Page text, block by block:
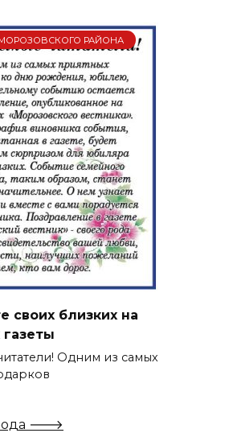
РАЙОНА
своих близких на
газеты
Одним из самых
🡒